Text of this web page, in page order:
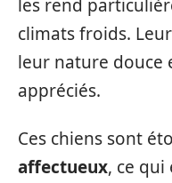
les rend
climats froids.
leur nature douce
appréciés.
Ces chiens sont
affectueux, ce qui